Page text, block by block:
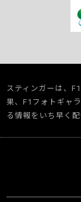
スティンガーは、
果、F1フォトギャ
る情報をいち早く配